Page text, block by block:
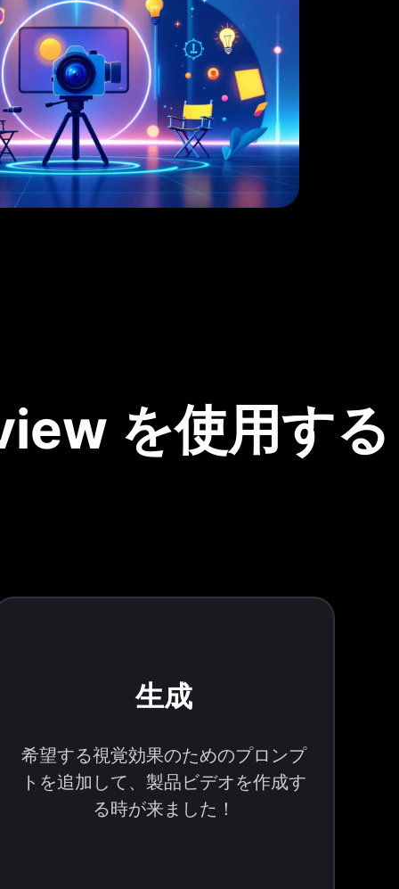
を使用する
生成
希望する視覚効果のためのプロンプ
トを追加して、製品ビデオを作成す
る時が来ました！